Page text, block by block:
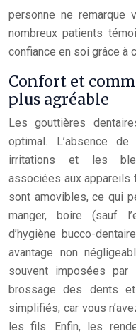
personne ne remarque
nombreux patients
confiance en soi grâce à
Confort et
plus agréable
Les gouttières
optimal. L’absence
irritations et les
associées aux appareils
sont amovibles, ce qui
manger, boire (sauf
d’hygiène bucco-
avantage non
souvent imposées par
brossage des dents
simplifiés, car vous
les fils. Enfin, les